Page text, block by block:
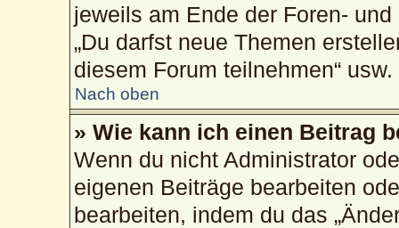
jeweils am Ende der Foren-
„Du darfst neue Themen
diesem Forum teilnehmen“ usw.
Nach oben
» Wie kann ich einen Beitrag
Wenn du nicht Administrator
eigenen Beiträge bearbeiten
bearbeiten, indem du das